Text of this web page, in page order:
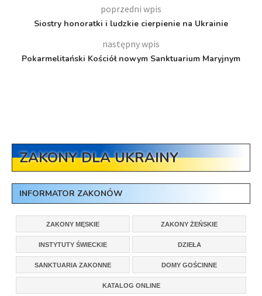
poprzedni wpis
Siostry honoratki i ludzkie cierpienie na Ukrainie
następny wpis
Pokarmelitański Kościół nowym Sanktuarium Maryjnym
ZAKONY DLA UKRAINY
INFORMATOR ZAKONÓW
ZAKONY MĘSKIE ZAKONY ŻEŃSKIE
INSTYTUTY ŚWIECKIE DZIEŁA
SANKTUARIA ZAKONNE DOMY GOŚCINNE
KATALOG ONLINE